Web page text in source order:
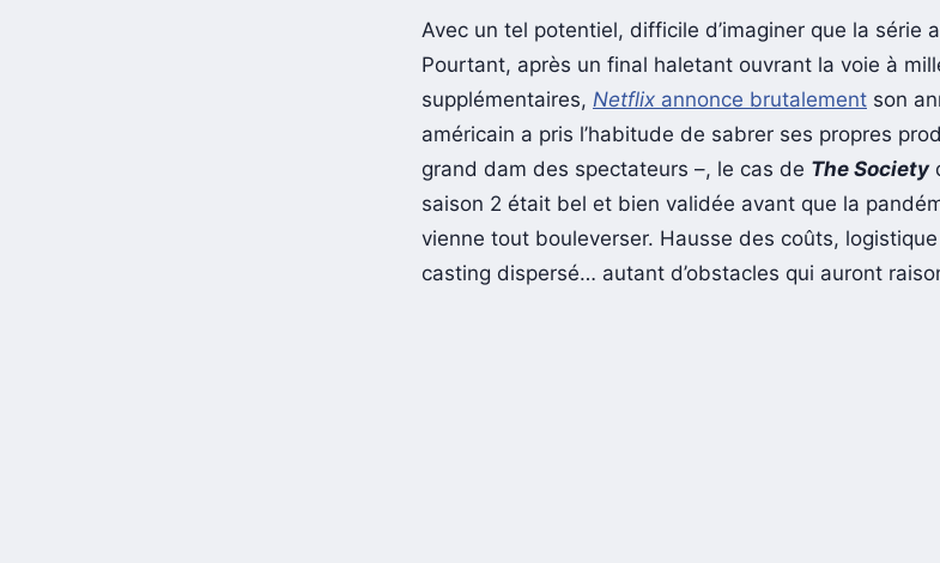
Avec un tel potentiel, difficile d’imaginer que la série
Pourtant, après un final haletant ouvrant la voie à
supplémentaires, Netflix annonce brutalement son
américain a pris l’habitude de sabrer ses propres
grand dam des spectateurs –, le cas de The Society
saison 2 était bel et bien validée avant que la
vienne tout bouleverser. Hausse des coûts,
casting dispersé… autant d’obstacles qui auront